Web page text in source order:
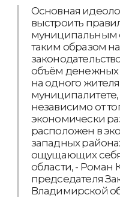
Основная
выстроить
муниципальным
таким образом
объём денежных
на одного
независимо от
экономически
расположен в
западных
ощущающих себя
области, - Роман
председателя
Владимирской